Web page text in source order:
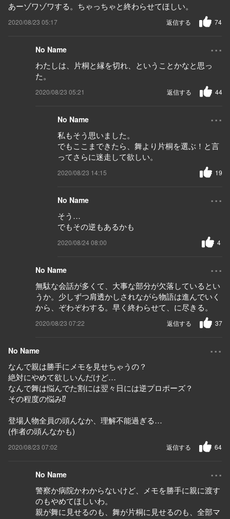
あーゾワゾワする。ちゃっちゃと終わらせてほしい。
2020/08/23 05:17 74
返信する
No Name ...
わたしは、片桐と縁を切れ、ということかなと思っ
た。
2020/08/23 05:21 44
返信する
No Name ...
私もそう思いました。
でもここまできたら、舞より片桐を選ぶ！と言
ってさらに迷走して欲しい。
2020/08/23 14:15 19
No Name ...
そう…
でもその逆もあるかも
2020/08/24 08:00 4
No Name ...
無駄な会話が多くて、大事な部分が欠落しているとい
うか。少しずつ肩透かしされながら物語は進んでいく
から、ぞわぞわする。早く終わらせて、に尽きる。
2020/08/23 07:22 37
返信する
No Name ...
なんで親は勝手にメモを見せちゃうの？
絶対にやめて欲しいんだけど…
なんで舞は悩んでた割には翌々日には逆プロポーズ？
その程度の悩み⁉︎
登場人物全員の頭んなか、理解不能過ぎる…
(作者の頭んなかも)
2020/08/23 07:02 64
返信する
No Name ...
警察か病院かわからないけど、メモを勝手に親に渡す
のもやめてほしいわ。
親が舞に見せるのも、舞が片桐に見せるのも、全部マ